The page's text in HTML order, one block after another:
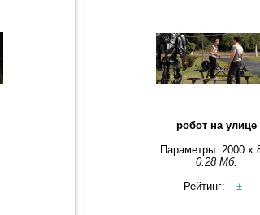
робот на улице
Параметры: 2000 x
0.28 Мб.
Рейтинг:
±